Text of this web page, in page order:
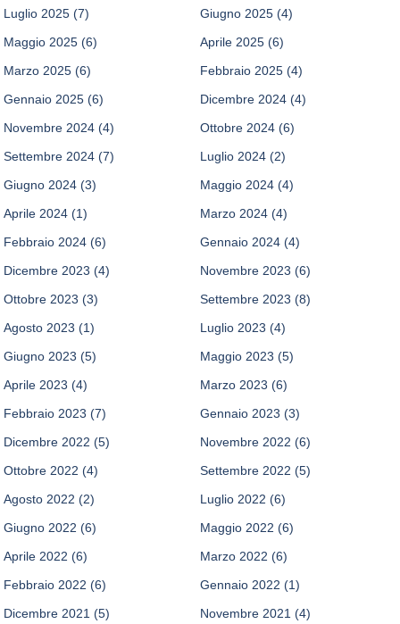
Luglio 2025 (7) Giugno 2025 (4)
Maggio 2025 (6) Aprile 2025 (6)
Marzo 2025 (6) Febbraio 2025 (4)
Gennaio 2025 (6) Dicembre 2024 (4)
Novembre 2024 (4) Ottobre 2024 (6)
Settembre 2024 (7) Luglio 2024 (2)
Giugno 2024 (3) Maggio 2024 (4)
Aprile 2024 (1) Marzo 2024 (4)
Febbraio 2024 (6) Gennaio 2024 (4)
Dicembre 2023 (4) Novembre 2023 (6)
Ottobre 2023 (3) Settembre 2023 (8)
Agosto 2023 (1) Luglio 2023 (4)
Giugno 2023 (5) Maggio 2023 (5)
Aprile 2023 (4) Marzo 2023 (6)
Febbraio 2023 (7) Gennaio 2023 (3)
Dicembre 2022 (5) Novembre 2022 (6)
Ottobre 2022 (4) Settembre 2022 (5)
Agosto 2022 (2) Luglio 2022 (6)
Giugno 2022 (6) Maggio 2022 (6)
Aprile 2022 (6) Marzo 2022 (6)
Febbraio 2022 (6) Gennaio 2022 (1)
Dicembre 2021 (5) Novembre 2021 (4)